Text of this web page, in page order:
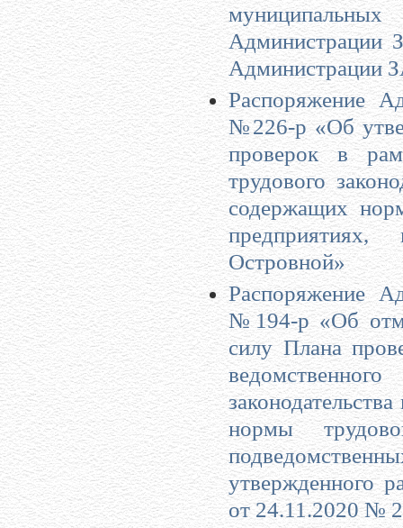
Администрации
Администрации
Распоряжение
№226-р «Об
проверок в
трудового
содержащих
Островной»
Распоряжение
№194-р «Об
силу Плана
нормы
утвержденного
от 24.11.2020 №